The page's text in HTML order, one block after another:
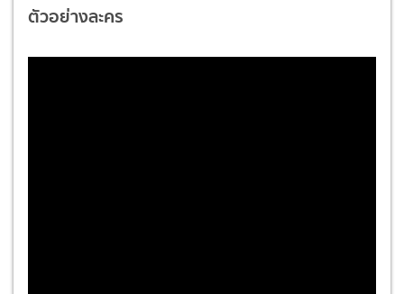
ตัวอย่างละคร